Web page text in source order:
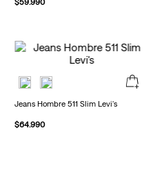
Jeans Hombre 511 Slim Levi's
$64.990